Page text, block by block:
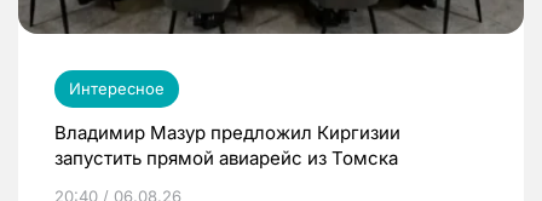
Интересное
Владимир Мазур предложил Киргизии
запустить прямой авиарейс из Томска
20:40 / 06.08.26